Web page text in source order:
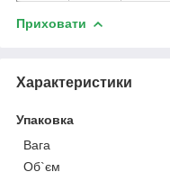
Приховати
Характеристики
Упаковка
Вага
Об`єм